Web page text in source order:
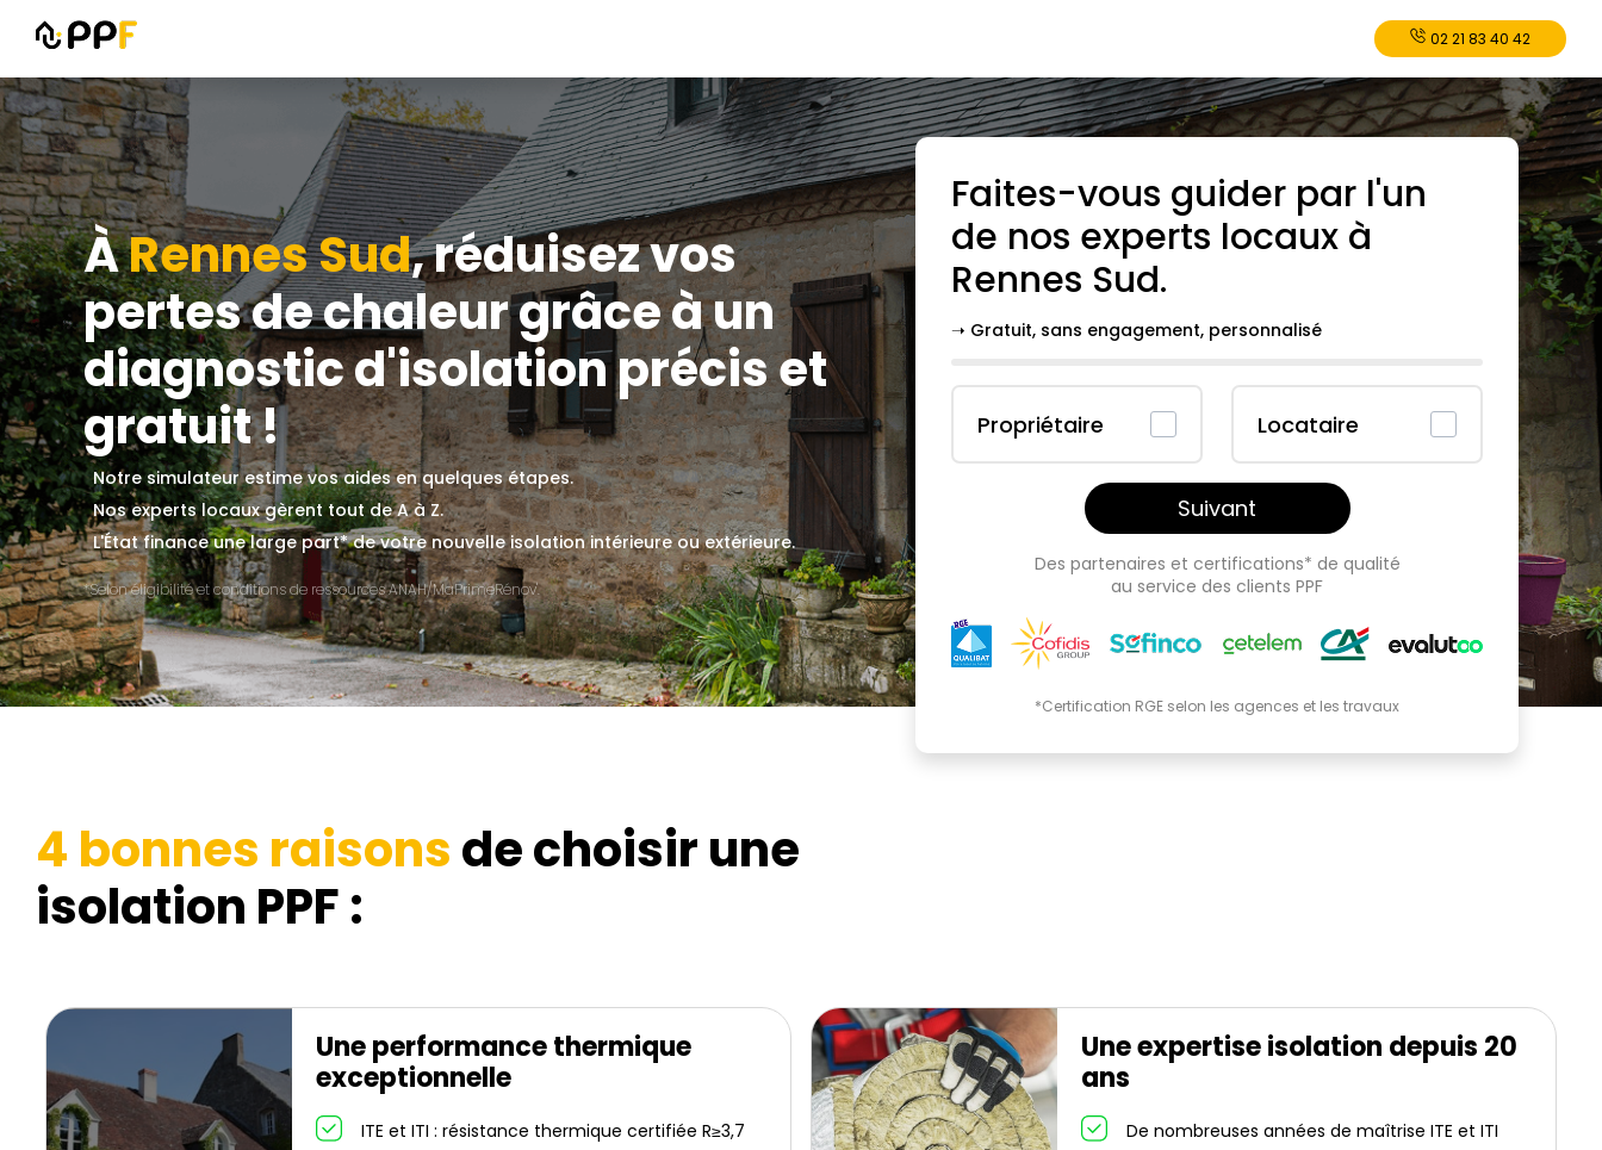
02 21 83 40 42
ÀRennes Sud, réduisez vos
pertes de chaleur grâce à un
diagnostic d'isolation précis et
gratuit !
Notre simulateur estime vos aides en quelques étapes.
Nos experts locaux gèrent tout de A à Z.
L'État finance une large part* de votre nouvelle isolation intérieure ou extérieure.
*Selon éligibilité et conditions de ressources ANAH/MaPrimeRénov'.
Faites-vous guider par l'un
de nos experts locaux à
Rennes Sud.
➝ Gratuit, sans engagement, personnalisé
Propriétaire Locataire
Suivant
Des partenaires et certifications* de qualité
au service des clients PPF
*Certification RGE selon les agences et les travaux
4 bonnes raisonsde choisir une
isolation PPF :
Une performance thermique
exceptionnelle
ITE et ITI : résistance thermique certifiée R≥3,7
Une expertise isolation depuis 20
ans
De nombreuses années de maîtrise ITE et ITI